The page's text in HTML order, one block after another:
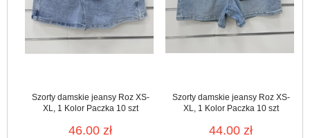
Szorty damskie jeansy Roz XS-
XL, 1 Kolor Paczka 10 szt
46.00 zł
Szorty damskie jeansy Roz XS-
XL, 1 Kolor Paczka 10 szt
44.00 zł